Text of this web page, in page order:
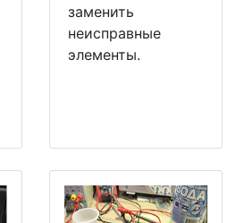
заменить
неисправные
элементы.